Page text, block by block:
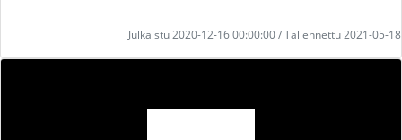
Julkaistu 2020-12-16 00:00:00 / Tallennettu 2021-05-18